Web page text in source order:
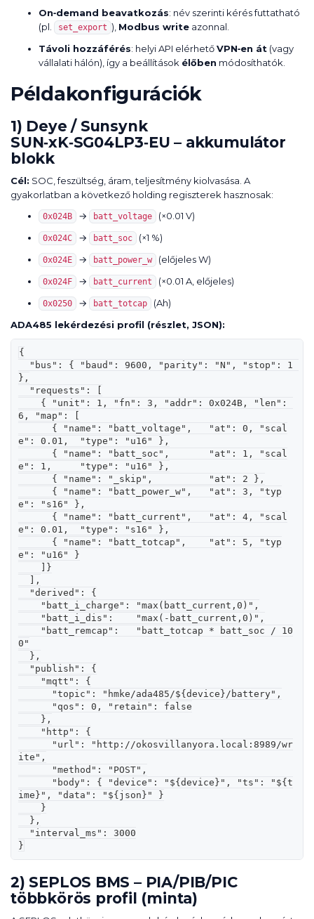
On‑demand beavatkozás: név szerinti kérés futtatható
(pl.
set_export ), Modbus write azonnal.
Távoli hozzáférés: helyi API elérhetőVPN‑en át (vagy
vállalati hálón), így a beállítások élőben módosíthatók.
Példakonfigurációk
1) Deye / Sunsynk
SUN‑xK‑SG04LP3‑EU – akkumulátor
blokk
Cél: SOC, feszültség, áram, teljesítmény kiolvasása. A
gyakorlatban a következő holding regiszterek hasznosak:
0x024B → batt_voltage (×0.01 V)
0x024C → batt_soc (×1 %)
0x024E → batt_power_w (előjeles W)
0x024F → batt_current (×0.01 A, előjeles)
0x0250 → batt_totcap
(Ah)
ADA485 lekérdezési profil (részlet, JSON):
{
},
6, "map": [
e": 0.01,  "type": "u16" },
e": 1,     "type": "u16" },
e": "s16" },
e": 0.01,  "type": "s16" },
e": "u16" }
0"
ite",
ime}", "data": "${json}" }
}
2) SEPLOS BMS – PIA/PIB/PIC
többkörös profil (minta)